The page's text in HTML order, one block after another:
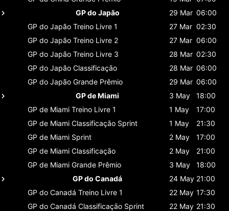
GP do Japão
29 Mar 06:00
GP do Japão Treino Livre 1 27 Mar 02:30
GP do Japão Treino Livre 2 27 Mar 06:00
GP do Japão Treino Livre 3 28 Mar 02:30
GP do Japão Classificaçāo 28 Mar 06:00
GP do Japão Grande Prêmio 29 Mar 06:00
GP de Miami
3 May
18:00
GP de Miami Treino Livre 1 1 May
17:00
GP de Miami Classificaçāo Sprint 1 May
21:30
GP de Miami Sprint 2 May
17:00
GP de Miami Classificaçāo 2 May
21:00
GP de Miami Grande Prêmio 3 May
18:00
GP do Canadá
24 May 21:00
GP do Canadá Treino Livre 1 22 May 17:30
GP do Canadá Classificaçāo Sprint 22 May 21:30